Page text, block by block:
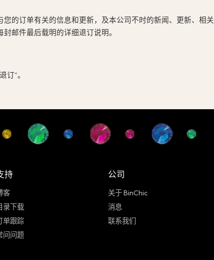
的订单有关的信息和更新，及本公司不时的新闻、更新、相关
邮件最后载明的详细退订说明。
”。
持
客
录下载
单跟踪
问问题
公司
关于 BinChic
消息
联系我们